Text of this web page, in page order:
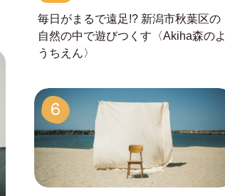
毎日がまるで遠足!? 新潟市秋葉区の
自然の中で遊びつくす 〈Akiha森のよ
うちえん〉
6